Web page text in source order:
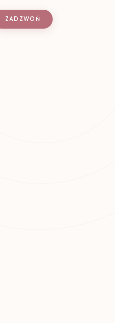
ZADZWOŃ